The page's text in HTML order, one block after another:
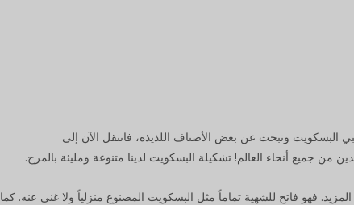
وتبحث عن بعض الأصناف اللذيذة، فانتقل الآن إلى
فهو فاتح للشهية تماماً مثل البسكويت المصنوع منزلياً ولا غنى عنه. كما